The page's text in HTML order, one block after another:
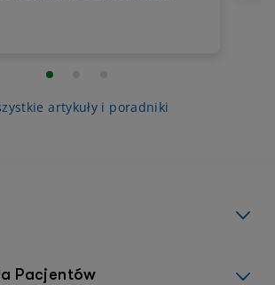
oraz późniejszej
Na czym polega
dermatologii estetycznej?
artykuły i poradniki
Pacjentów